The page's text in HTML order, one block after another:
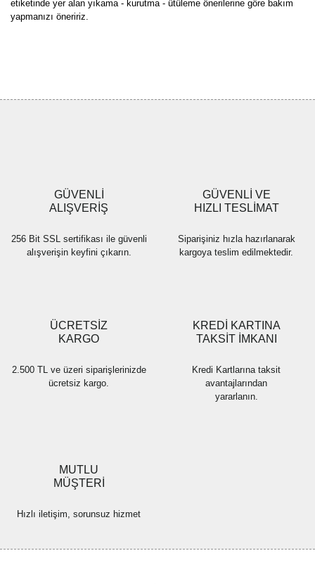
etiketinde yer alan yıkama - kurutma - ütüleme önerilerine göre bakım
yapmanızı öneririz.
Ürün fiyatı diğer sitelerden daha pahalı.
Bu ürüne benzer farklı alternatifler olmalı.
GÜVENLİ
ALIŞVERİŞ
256 Bit SSL sertifikası ile güvenli
alışverişin keyfini çıkarın.
GÜVENLİ VE
HIZLI TESLİMAT
Siparişiniz hızla hazırlanarak
kargoya teslim edilmektedir.
ÜCRETSİZ
KARGO
2.500 TL ve üzeri siparişlerinizde
ücretsiz kargo.
KREDİ KARTINA
TAKSİT İMKANI
Kredi Kartlarına taksit
avantajlarından
yararlanın.
MUTLU
MÜŞTERİ
Hızlı iletişim, sorunsuz hizmet